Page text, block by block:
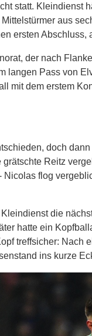
statt. Kleindienst
aus
ersten
der nach
langen Pass von
mit dem erstem
doch
Reitz
Nicolas flog
die
hatte ein
treffsicher: Nach
ins kurze